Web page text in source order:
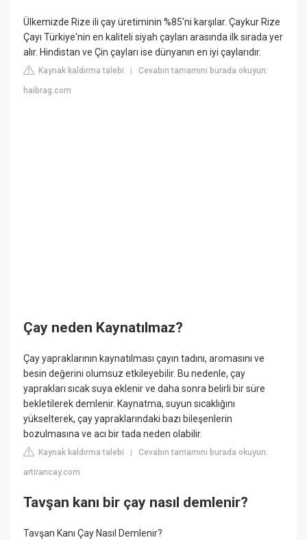
Ülkemizde Rize ili çay üretiminin %85'ni karşılar. Çaykur Rize
Çayı Türkiye'nin en kaliteli siyah çayları arasında ilk sırada yer
alır. Hindistan ve Çin çayları ise dünyanın en iyi çaylarıdır.
Kaynak kaldırma talebi |Cevabın tamamını burada okuyun:
haibrag.com
Çay neden Kaynatılmaz?
Çay yapraklarının kaynatılması çayın tadını, aromasını ve
besin değerini olumsuz etkileyebilir. Bu nedenle, çay
yaprakları sıcak suya eklenir ve daha sonra belirli bir süre
bekletilerek demlenir. Kaynatma, suyun sıcaklığını
yükselterek, çay yapraklarındaki bazı bileşenlerin
bozulmasına ve acı bir tada neden olabilir.
Kaynak kaldırma talebi |Cevabın tamamını burada okuyun:
artirancay.com
Tavşan kanı bir çay nasıl demlenir?
Tavşan Kanı Çay Nasıl Demlenir?